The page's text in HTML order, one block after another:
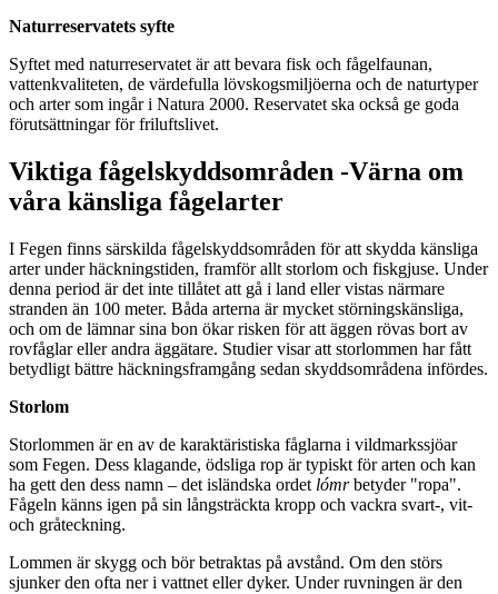
Naturreservatets syfte
Syftet med naturreservatet är att bevara fisk och fågelfaunan,
vattenkvaliteten, de värdefulla lövskogsmiljöerna och de naturtyper
och arter som ingår i Natura 2000. Reservatet ska också ge goda
förutsättningar för friluftslivet.
Viktiga fågelskyddsområden -Värna om
våra känsliga fågelarter
I Fegen finns särskilda fågelskyddsområden för att skydda känsliga
arter under häckningstiden, framför allt storlom och fiskgjuse. Under
denna period är det inte tillåtet att gå i land eller vistas närmare
stranden än 100 meter. Båda arterna är mycket störningskänsliga,
och om de lämnar sina bon ökar risken för att äggen rövas bort av
rovfåglar eller andra äggätare. Studier visar att storlommen har fått
betydligt bättre häckningsframgång sedan skyddsområdena infördes.
Storlom
Storlommen är en av de karaktäristiska fåglarna i vildmarkssjöar
som Fegen. Dess klagande, ödsliga rop är typiskt för arten och kan
ha gett den dess namn – det isländska ordet lómrbetyder "ropa".
Fågeln känns igen på sin långsträckta kropp och vackra svart-, vit-
och gråteckning.
Lommen är skygg och bör betraktas på avstånd. Om den störs
sjunker den ofta ner i vattnet eller dyker. Under ruvningen är den